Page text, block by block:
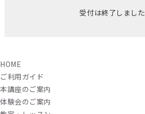
受付は終了しました
HOME
ご利用ガイド
本講座のご案内
体験会のご案内